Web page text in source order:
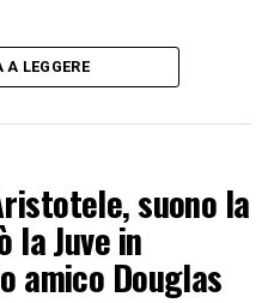
LEGGERE
suono la
Juve in
amico Douglas